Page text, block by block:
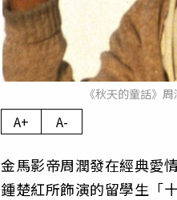
《秋天的童話》
A+ A-
金馬影帝周潤發在經典愛
鍾楚紅所飾演的留學生「